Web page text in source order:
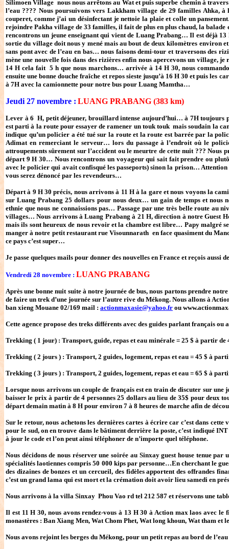
Silimoen Village nous nous arrêtons au Wat et puis superbe chemin à travers
l’eau ???? Nous poursuivons vers Lakkham village de 29 familles Ahka,
couperet, comme j’ai un désinfectant je nettoie la plaie et colle un
rejoindre Pakha village de 33 familles, il fait de plus en plus chaud, la balade
rencontrons un jeune enseignant qui vient de Luang Prabang… Il est déjà
sortie du village doit nous y mené mais au bout de deux kilomètres environ
sans pont avec de l’eau en bas… nous faisons demi-tour et traversons des
mène une nouvelle fois dans des rizières enfin nous apercevons un village,
14 H cela fait 5 h que nous marchons… arrivée à 14 H 30, nous
ensuite une bonne douche fraîche et repos sieste jusqu’à 16 H 30 et puis les
à 7H avec la camionnette pour notre bus pour Luang Mamtha…
Jeudi 27 novembre : LUANG PRABANG (383 km)
Lever à 6 H, petit déjeuner, brouillard intense aujourd’hui… à 7H toujours
est parti à la route pour essayer de ramener un touk touk mais soudain la
indique qu’un policier a été tué sur la route et la route est barrée par la
Adimat en remerciant le serveur… lors du passage à l’endroit où le
attroupements sûrement sur l’accident ou le meurtre de cette nuit ???
départ 9 H 30… Nous rencontrons un voyageur qui sait fait prendre ou
avec le policier qui avait confisqué les passeports) sinon la prison…
vous serez dénoncé par les revendeurs…
Départ à 9 H 30 précis, nous arrivons à 11 H à la gare et nous voyons la
sur Luang Prabang 25 dollars pour nous deux… un gain de temps et
ethnie que nous ne connaissions pas… Passage par une très belle route au
villages… Nous arrivons à Luang Prabang à 21 H, direction à notre Guest
mais ils sont heureux de nous revoir et la chambre est libre… Papy malgré
manger à notre petit restaurant rue Visounnarath en face quasiment du
ce pays c’est super…
Je passe quelques mails pour donner des nouvelles en France et reçois aussi
Vendredi 28 novembre : LUANG PRABANG
Après une bonne nuit suite à notre journée de bus, nous partons prendre
de faire un trek d’une journée sur l’autre rive du Mékong. Nous allons à
ban xieng Mouane 02/169 mail : actionmaxasie@yahoo.fr ou
Cette agence propose des treks différents avec des guides parlant français
Trekking ( 1 jour) : Transport, guide, repas et eau minérale = 25 $ à partir de
Trekking ( 2 jours ) : Transport, 2 guides, logement, repas et eau = 45 $ à
Trekking ( 3 jours ) : Transport, 2 guides, logement, repas et eau = 65 $ à
Lorsque nous arrivons un couple de français est en train de discuter sur
baisser le prix à partir de 4 personnes 25 dollars au lieu de 35$ pour deux
départ demain matin à 8 H pour environ 7 à 8 heures de marche afin de
Sur le retour, nous achetons les dernières cartes à écrire car c’est dans
pour le sud, on en trouve dans le bâtiment derrière la poste, c’est indiqué
à jour le code et l’on peut ainsi téléphoner de n’importe quel téléphone.
Nous décidons de nous réserver une soirée au Sinxay guest house tenue
spécialités laotiennes compris 50 000 kips par personne…En cherchant le
des dizaines de bonzes et un cercueil, des fidèles apportent des offrandes
c’est un grand lama qui est mort et la crémation doit avoir lieu samedi en
Nous arrivons à la villa Sinxay Phou Vao rd tel 212 587 et réservons une
Il est 11 H 30, nous avons rendez-vous à 13 H 30 à Action max laos avec
monastères : Ban Xiang Men, Wat Chom Phet, Wat long khoun, Wat tham
Nous avons rejoint les berges du Mékong, pour un petit repas au bord de